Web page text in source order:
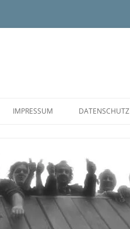
IMPRESSUM DATENSCHUTZ